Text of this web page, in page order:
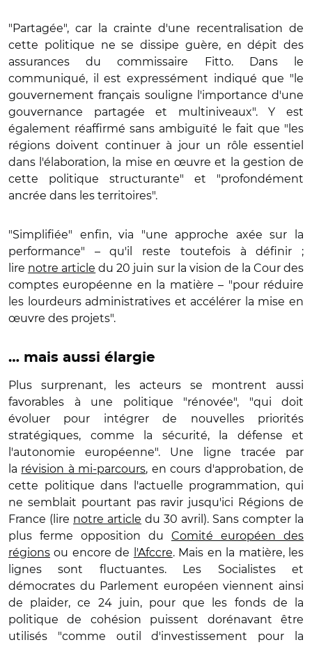
"Partagée", car la crainte d'une recentralisation de
cette politique ne se dissipe guère, en dépit des
assurances du commissaire Fitto. Dans le
communiqué, il est expressément indiqué que "le
gouvernement français souligne l'importance d'une
gouvernance partagée et multiniveaux". Y est
également réaffirmé sans ambiguïté le fait que "les
régions doivent continuer à jour un rôle essentiel
dans l'élaboration, la mise en œuvre et la gestion de
cette politique structurante" et "profondément
ancrée dans les territoires".
"Simplifiée" enfin, via "une approche axée sur la
performance" – qu'il reste toutefois à définir ;
lire notre article du 20 juin sur la vision de la Cour des
comptes européenne en la matière – "pour réduire
les lourdeurs administratives et accélérer la mise en
œuvre des projets".
… mais aussi élargie
Plus surprenant, les acteurs se montrent aussi
favorables à une politique "rénovée", "qui doit
évoluer pour intégrer de nouvelles priorités
stratégiques, comme la sécurité, la défense et
l'autonomie européenne". Une ligne tracée par
la révision à mi-parcours, en cours d'approbation, de
cette politique dans l'actuelle programmation, qui
ne semblait pourtant pas ravir jusqu'ici Régions de
France (lire notre article du 30 avril). Sans compter la
plus ferme opposition du Comité européen des
régions ou encore de l'Afccre. Mais en la matière, les
lignes sont fluctuantes. Les Socialistes et
démocrates du Parlement européen viennent ainsi
de plaider, ce 24 juin, pour que les fonds de la
politique de cohésion puissent dorénavant être
utilisés "comme outil d'investissement pour la